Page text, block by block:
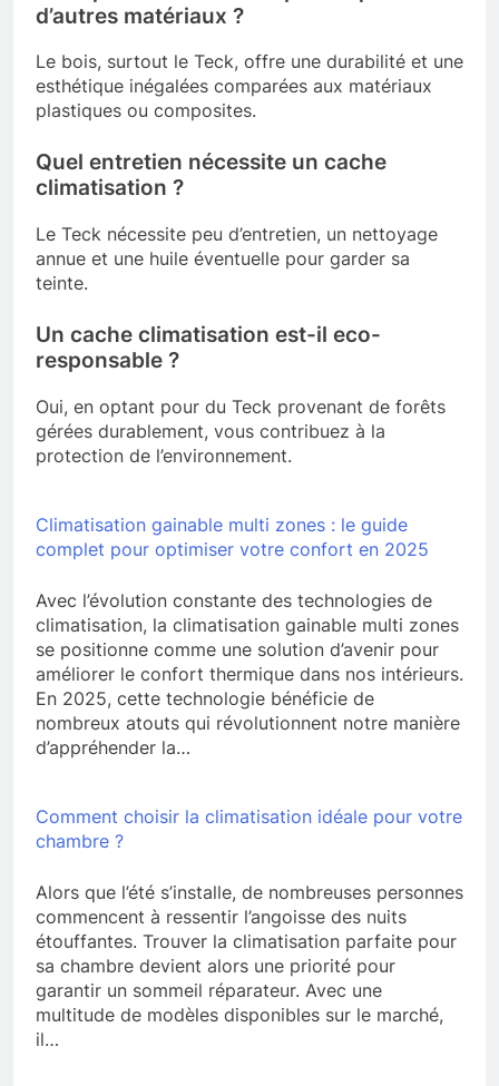
d’autres matériaux ?
Le bois, surtout le Teck, offre une durabilité et une
esthétique inégalées comparées aux matériaux
plastiques ou composites.
Quel entretien nécessite un cache
climatisation ?
Le Teck nécessite peu d’entretien, un nettoyage
annue et une huile éventuelle pour garder sa
teinte.
Un cache climatisation est-il eco-
responsable ?
Oui, en optant pour du Teck provenant de forêts
gérées durablement, vous contribuez à la
protection de l’environnement.
Climatisation gainable multi zones : le guide
complet pour optimiser votre confort en 2025
Avec l’évolution constante des technologies de
climatisation, la climatisation gainable multi zones
se positionne comme une solution d’avenir pour
améliorer le confort thermique dans nos intérieurs.
En 2025, cette technologie bénéficie de
nombreux atouts qui révolutionnent notre manière
d’appréhender la…
Comment choisir la climatisation idéale pour votre
chambre ?
Alors que l’été s’installe, de nombreuses personnes
commencent à ressentir l’angoisse des nuits
étouffantes. Trouver la climatisation parfaite pour
sa chambre devient alors une priorité pour
garantir un sommeil réparateur. Avec une
multitude de modèles disponibles sur le marché,
il…